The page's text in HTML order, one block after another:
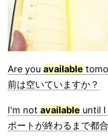
Are you available
前は空いていますか？
I'm not available until
ポートが終わるまで都